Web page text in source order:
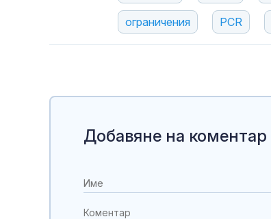
ограничения PCR
Добавяне на коментар